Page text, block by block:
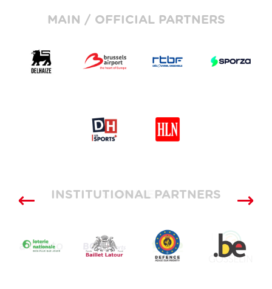
MAIN / OFFICIAL PARTNERS
SUPPLIERS
INSTITUTIONAL PARTNERS